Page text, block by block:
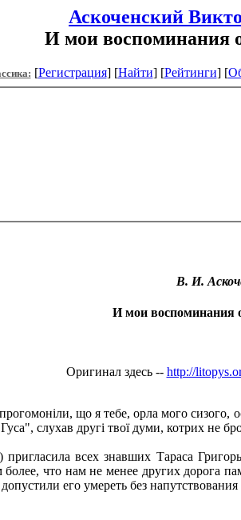
Аскоченский
И мои воспоминания
[Регистрация] [Найти] [Рейтинги] [
В. И.
И мои воспоминания
Оригинал здесь -- http://
що я тебе, орла мого
слухав другі твої думи, котрих не
всех знавших Тараса
что нам не менее других дорога
его умереть без